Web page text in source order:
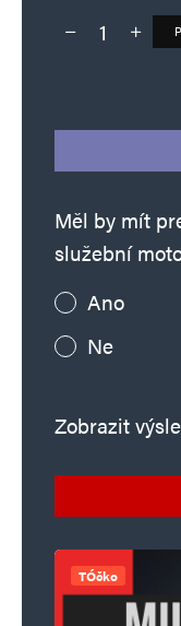
Deník TO – verze
Měl by mít
služební
Ano
Ne
Zobrazit
TÓčko